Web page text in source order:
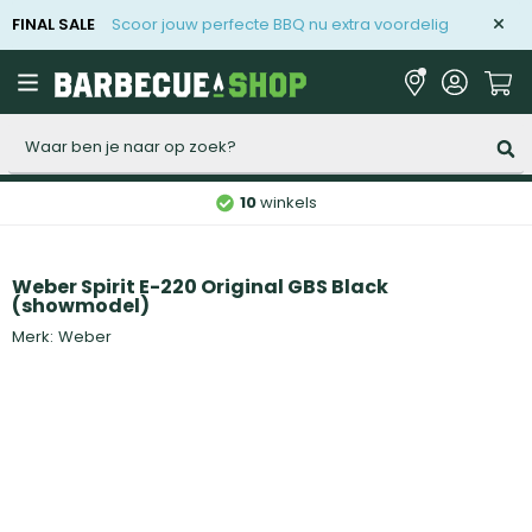
FINAL SALE Scoor jouw perfecte BBQ nu extra voordelig
10winkels
Weber Spirit E-220 Original GBS Black
(showmodel)
Merk: Weber